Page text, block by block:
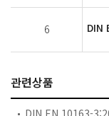
6 DIN
관련상품